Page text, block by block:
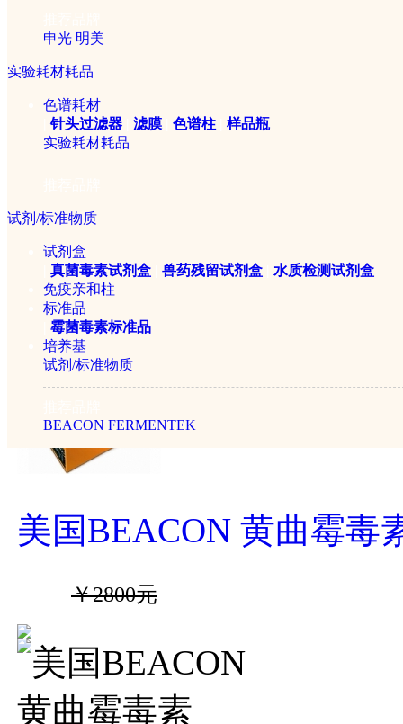
申光 明美
实验耗材耗品
色谱耗材
|针头过滤器 滤膜 色谱柱
样品瓶
实验耗材耗品
试剂/标准物质
试剂盒
真菌毒素试剂盒 兽药残留试剂盒
水质检测试剂盒
免疫亲和柱
标准品
霉菌毒素标准品
培养基
试剂/标准物质
BEACON FERMENTEK
美国BEACON 黄曲霉
￥3500元
美国BEACON 黄曲霉毒
￥2800元